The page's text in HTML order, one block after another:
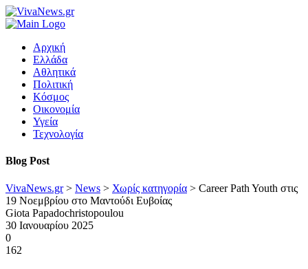
Αρχική
Ελλάδα
Αθλητικά
Πολιτική
Κόσμος
Οικονομία
Υγεία
Τεχνολογία
Blog Post
VivaNews.gr> News > Χωρίς κατηγορία > Career Path Youth στις
19 Νοεμβρίου στο Μαντούδι Ευβοίας
Giota Papadochristopoulou
30 Ιανουαρίου 2025
0
162